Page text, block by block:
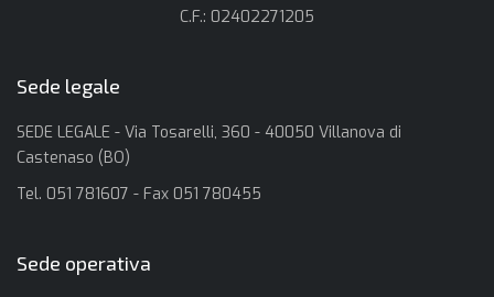
C.F.: 02402271205
Sede legale
SEDE LEGALE - Via Tosarelli, 360 - 40050 Villanova di
Castenaso (BO)
Tel. 051 781607 - Fax 051 780455
Sede operativa